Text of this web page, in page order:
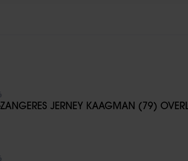
ZANGERES JERNEY KAAGMAN (79)